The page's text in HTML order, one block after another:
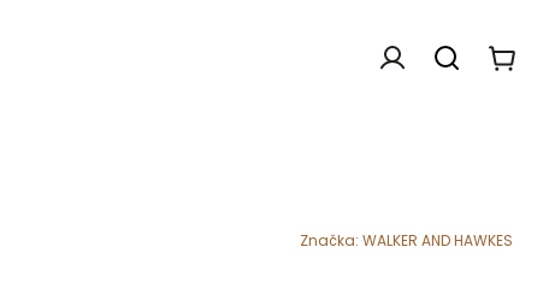
Dárkové poukazy Chovatelské
Značka: WALKER AND HAWKES